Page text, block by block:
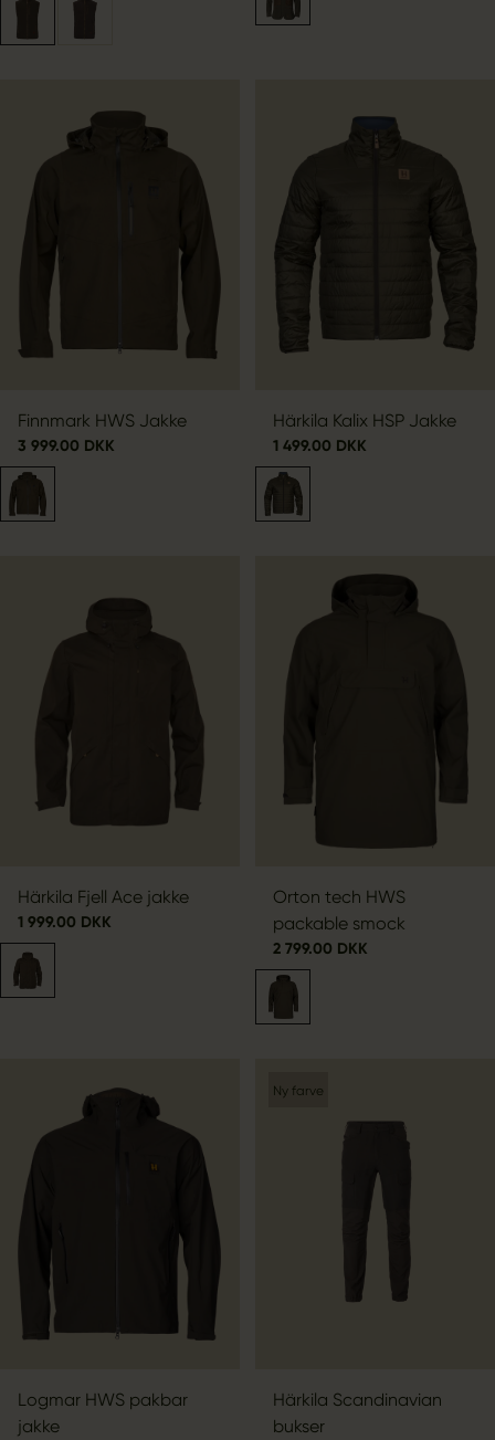
Finnmark HWS Jakke
3 999.00 DKK
Härkila Kalix HSP Jakke
1 499.00 DKK
Härkila Fjell Ace jakke
1 999.00 DKK
Orton tech HWS
packable smock
2 799.00 DKK
Logmar HWS pakbar
jakke
Ny farve
Härkila Scandinavian
bukser